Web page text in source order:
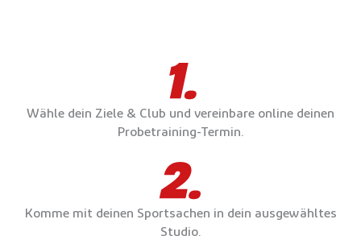
Wähle dein Ziele & Club und vereinbare online deinen
Probetraining-Termin.
Komme mit deinen Sportsachen in dein ausgewähltes
Studio.